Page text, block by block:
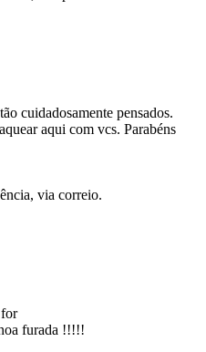
cuidadosamente pensados.
aqui com vcs. Parabéns
via correio.
furada !!!!!